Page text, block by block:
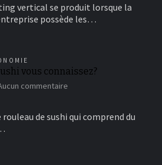
fonctionne
le
vertical se produit lorsque la
possède les…
vous connaissez?
commentaire
vous
de sushi qui comprend du